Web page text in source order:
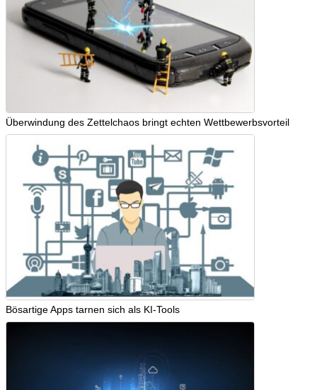
Überwindung des Zettelchaos bringt echten Wettbewerbsvorteil
Bösartige Apps tarnen sich als KI-Tools